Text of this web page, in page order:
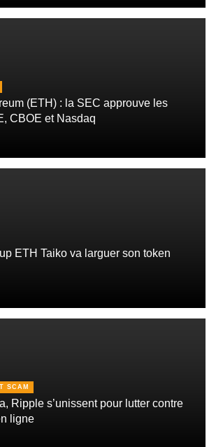
(ETH) : la SEC approuve les
CBOE et Nasdaq
ETH Taiko va larguer son token
SCAM
Ripple s’unissent pour lutter contre
ligne